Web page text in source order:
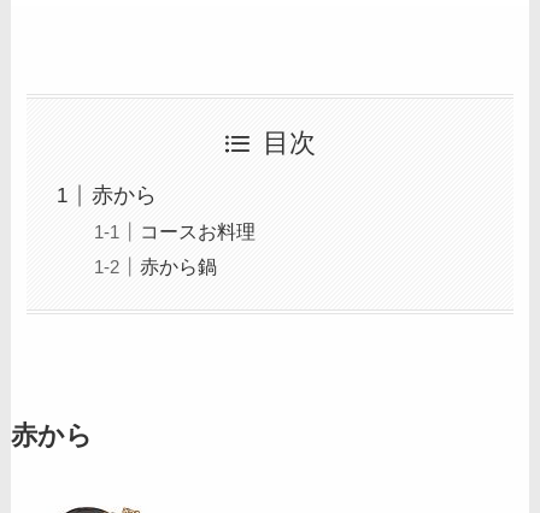
目次
赤から
コースお料理
赤から鍋
赤から